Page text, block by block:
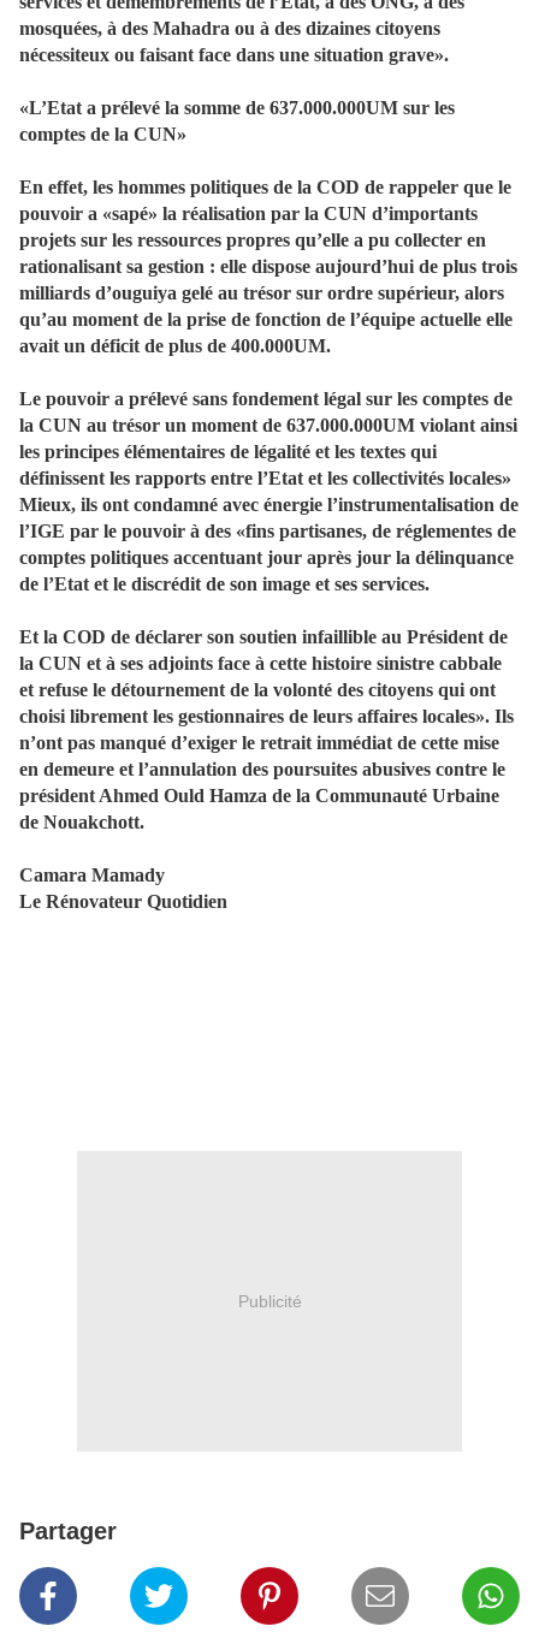
mosquées, à des Mahadra ou à des dizaines citoyens
nécessiteux ou faisant face dans une situation grave».
«L’Etat a prélevé la somme de 637.000.000UM sur les
comptes de la CUN»
En effet, les hommes politiques de la COD de rappeler que le
pouvoir a «sapé» la réalisation par la CUN d’importants
projets sur les ressources propres qu’elle a pu collecter en
rationalisant sa gestion : elle dispose aujourd’hui de plus trois
milliards d’ouguiya gelé au trésor sur ordre supérieur, alors
qu’au moment de la prise de fonction de l’équipe actuelle elle
avait un déficit de plus de 400.000UM.
Le pouvoir a prélevé sans fondement légal sur les comptes de
la CUN au trésor un moment de 637.000.000UM violant ainsi
les principes élémentaires de légalité et les textes qui
définissent les rapports entre l’Etat et les collectivités locales»
Mieux, ils ont condamné avec énergie l’instrumentalisation de
l’IGE par le pouvoir à des «fins partisanes, de réglementes de
comptes politiques accentuant jour après jour la délinquance
de l’Etat et le discrédit de son image et ses services.
Et la COD de déclarer son soutien infaillible au Président de
la CUN et à ses adjoints face à cette histoire sinistre cabbale
et refuse le détournement de la volonté des citoyens qui ont
choisi librement les gestionnaires de leurs affaires locales». Ils
n’ont pas manqué d’exiger le retrait immédiat de cette mise
en demeure et l’annulation des poursuites abusives contre le
président Ahmed Ould Hamza de la Communauté Urbaine
de Nouakchott.
Camara Mamady
Le Rénovateur Quotidien
Publicité
Partager